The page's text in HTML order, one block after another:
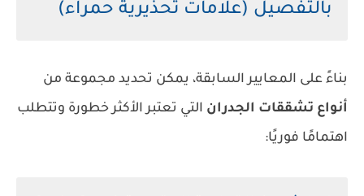
بالتفصيل (علامات تحذيرية حمراء)
بناءً على المعايير السابقة، يمكن تحديد مجموعة من
أنواع تشققات الجدران التي تعتبر الأكثر خطورة وتتطلب
اهتمامًا فوريًا: